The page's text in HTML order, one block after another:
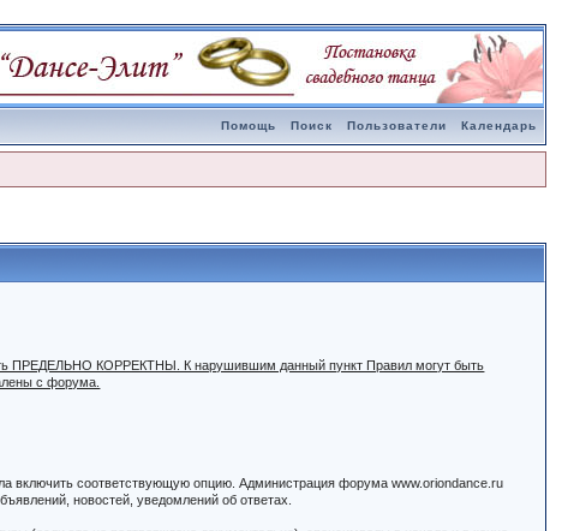
Помощь Поиск Пользователи Календарь
ПРЕДЕЛЬНО КОРРЕКТНЫ. К нарушившим данный пункт Правил могут быть
с форума.
включить соответствующую опцию. Администрация форума www.oriondance.ru
новостей, уведомлений об ответах.